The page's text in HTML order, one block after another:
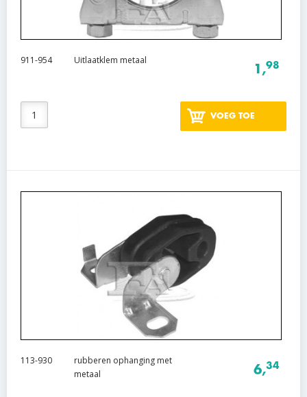
911-954 Uitlaatklem metaal
1,98
VOEG TOE
113-930
rubberen ophanging met
metaal
6,34